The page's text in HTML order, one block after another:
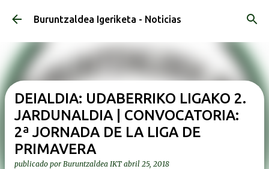
Ir al contenido principal
Buruntzaldea Igeriketa - Noticias
DEIALDIA: UDABERRIKO LIGAKO 2.
JARDUNALDIA | CONVOCATORIA:
2ª JORNADA DE LA LIGA DE
PRIMAVERA
publicado por Buruntzaldea IKT abril 25, 2018